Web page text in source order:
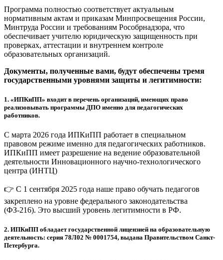
Программа полностью соответствует актуальным
нормативным актам и приказам Минпросвещения России,
Минтруда России и требованиям Рособрнадзора, что
обеспечивает учителю юридическую защищенность при
проверках, аттестации и внутреннем контроле
образовательных организаций.
Документы, полученные вами, будут обеспечены тремя
государственными уровнями защиты и легитимности:
1. «ИПКиПП» входит в перечень организаций, имеющих право
реализовывать программы ДПО именно для педагогических
работников.
С марта 2026 года ИПКиПП работает в специальном
правовом режиме именно для педагогических работников.
ИПКиПП имеет разрешение на ведение образовательной
деятельности Инновационного научно-технологического
центра (ИНТЦ)
👉 С 1 сентября 2025 года наше право обучать педагогов
закреплено на уровне федерального законодательства
(ФЗ-216). Это высший уровень легитимности в РФ.
2. ИПКиПП обладает государственной лицензией на образовательную
деятельность: серия 78Л02 № 0001754, выдана Правительством Санкт-
Петербурга.